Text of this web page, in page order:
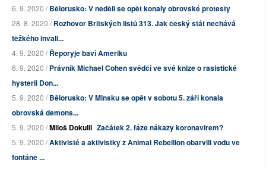
6. 9. 2020 /Bělorusko: V neděli se opět konaly obrovské protesty
28. 8. 2020 /Rozhovor Britských listů 313. Jak český stát nechává
těžkého invali...
4. 9. 2020 /Řeporyje baví Ameriku
6. 9. 2020 /Právník Michael Cohen svědčí ve své knize o rasistické
hysterii Don...
5. 9. 2020 /Bělorusko: V Minsku se opět v sobotu 5. září konala
obrovská demons...
5. 9. 2020 /Miloš Dokulil Začátek 2. fáze nákazy koronavirem?
5. 9. 2020 /Aktivisté a aktivistky z Animal Rebellion obarvili vodu ve
fontáně ...